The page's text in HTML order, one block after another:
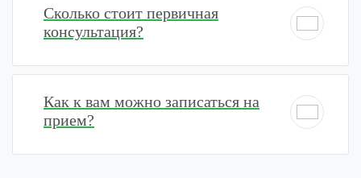
Сколько стоит первичная
консультация?
Как к вам можно записаться на
прием?